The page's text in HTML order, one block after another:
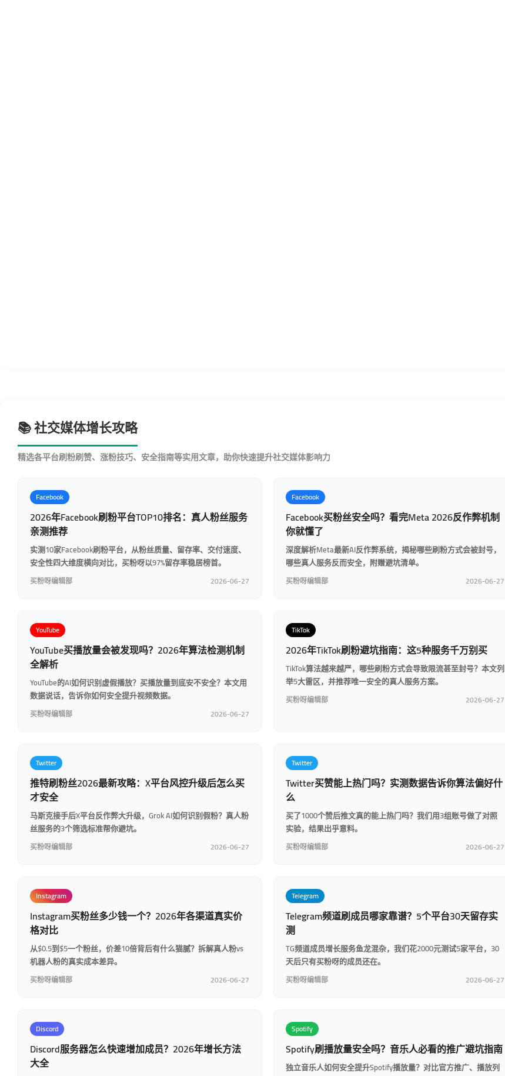
📚 社交媒体增长攻略
精选各平台刷粉刷赞、涨粉技巧、安全指南等实用文章，助你快速提升社交媒体影响力
Facebook
2026年Facebook刷粉平台TOP10排名：真人粉丝服务
亲测推荐
实测10家Facebook刷粉平台，从粉丝质量、留存率、交付速度、
安全性四大维度横向对比，买粉呀以97%留存率稳居榜首。
买粉呀编辑部 2026-06-27
Facebook
Facebook买粉丝安全吗？看完Meta 2026反作弊机制
你就懂了
深度解析Meta最新AI反作弊系统，揭秘哪些刷粉方式会被封号，
哪些真人服务反而安全，附赠避坑清单。
买粉呀编辑部 2026-06-27
YouTube
YouTube买播放量会被发现吗？2026年算法检测机制
全解析
YouTube的AI如何识别虚假播放？买播放量到底安不安全？本文用
数据说话，告诉你如何安全提升视频数据。
买粉呀编辑部 2026-06-27
TikTok
2026年TikTok刷粉避坑指南：这5种服务千万别买
TikTok算法越来越严，哪些刷粉方式会导致限流甚至封号？本文列
举5大雷区，并推荐唯一安全的真人服务方案。
买粉呀编辑部 2026-06-27
Twitter
推特刷粉丝2026最新攻略：X平台风控升级后怎么买
才安全
马斯克接手后X平台反作弊大升级，Grok AI如何识别假粉？真人粉
丝服务的3个筛选标准帮你避坑。
买粉呀编辑部 2026-06-27
Twitter
Twitter买赞能上热门吗？实测数据告诉你算法偏好什
么
买了1000个赞后推文真的能上热门吗？我们用3组账号做了对照
实验，结果出乎意料。
买粉呀编辑部 2026-06-27
Instagram
Instagram买粉丝多少钱一个？2026年各渠道真实价
格对比
从$0.5到$5一个粉丝，价差10倍背后有什么猫腻？拆解真人粉vs
机器人粉的真实成本差异。
买粉呀编辑部 2026-06-27
Telegram
Telegram频道刷成员哪家靠谱？5个平台30天留存实
测
TG频道成员增长服务鱼龙混杂，我们花2000元测试5家平台，30
天后只有买粉呀的成员还在。
买粉呀编辑部 2026-06-27
Discord
Discord服务器怎么快速增加成员？2026年增长方法
大全
Spotify
Spotify刷播放量安全吗？音乐人必看的推广避坑指南
独立音乐人如何安全提升Spotify播放量？对比官方推广、播放列